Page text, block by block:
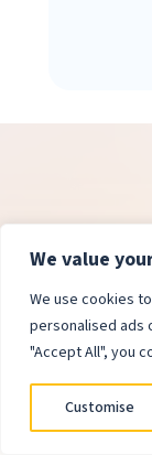
We value
We use cookies
personalised ads
"Accept All", you
Customise